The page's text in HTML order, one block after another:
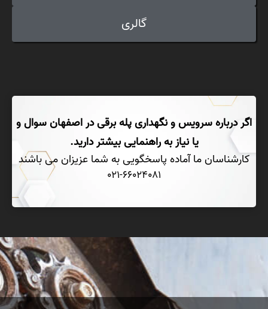
گالری
اگر درباره سرویس و نگهداری پله برقی در اصفهان سوال و
یا نیاز به راهنمایی بیشتر دارید.
کارشناسان ما آماده پاسخگویی به شما عزیزان می باشند
021-66024081